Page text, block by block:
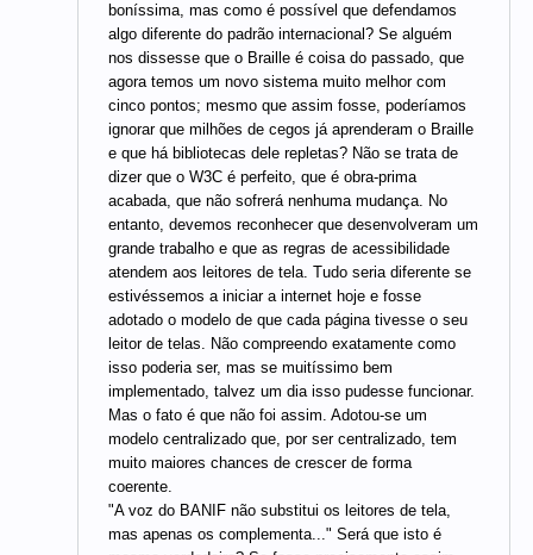
boníssima, mas como é possível que defendamos
algo diferente do padrão internacional? Se alguém
nos dissesse que o Braille é coisa do passado, que
agora temos um novo sistema muito melhor com
cinco pontos; mesmo que assim fosse, poderíamos
ignorar que milhões de cegos já aprenderam o Braille
e que há bibliotecas dele repletas? Não se trata de
dizer que o W3C é perfeito, que é obra-prima
acabada, que não sofrerá nenhuma mudança. No
entanto, devemos reconhecer que desenvolveram um
grande trabalho e que as regras de acessibilidade
atendem aos leitores de tela. Tudo seria diferente se
estivéssemos a iniciar a internet hoje e fosse
adotado o modelo de que cada página tivesse o seu
leitor de telas. Não compreendo exatamente como
isso poderia ser, mas se muitíssimo bem
implementado, talvez um dia isso pudesse funcionar.
Mas o fato é que não foi assim. Adotou-se um
modelo centralizado que, por ser centralizado, tem
muito maiores chances de crescer de forma
coerente.
"A voz do BANIF não substitui os leitores de tela,
mas apenas os complementa..." Será que isto é